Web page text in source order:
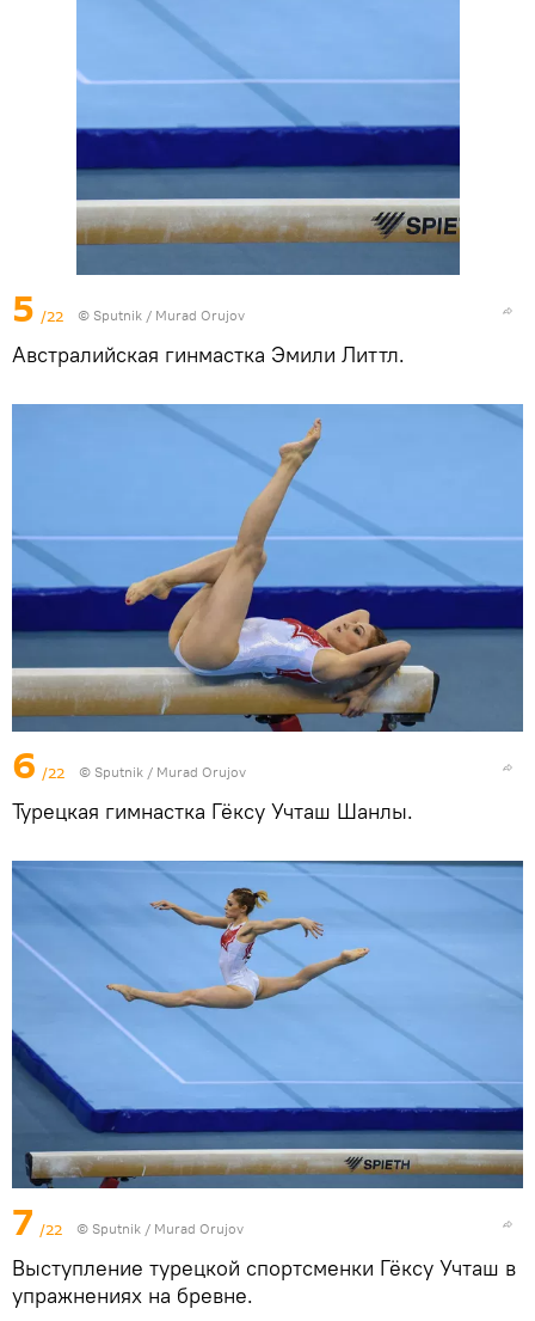
5 /22 © Sputnik / Murad Orujov
Австралийская гинмастка Эмили Литтл.
6 /22 © Sputnik / Murad Orujov
Турецкая гимнастка Гёксу Учташ Шанлы.
7 /22 © Sputnik / Murad Orujov
Выступление турецкой спортсменки Гёксу Учташ в
упражнениях на бревне.